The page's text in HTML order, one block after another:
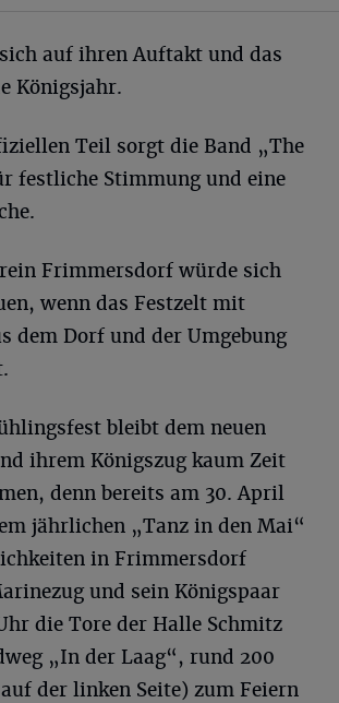
auf ihren Auftakt und das
Königsjahr.
Teil sorgt die Band „The
festliche Stimmung und eine
Frimmersdorf würde sich
wenn das Festzelt mit
dem Dorf und der Umgebung
bleibt dem neuen
ihrem Königszug kaum Zeit
denn bereits am 30. April
jährlichen „Tanz in den Mai“
in Frimmersdorf
und sein Königspaar
die Tore der Halle Schmitz
„In der Laag“, rund 200
der linken Seite) zum Feiern